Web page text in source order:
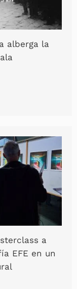
alberga la
a
EFE en un